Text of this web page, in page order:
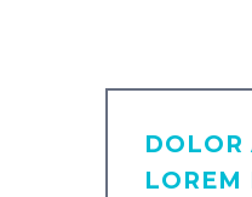
DOLOR
LOREM